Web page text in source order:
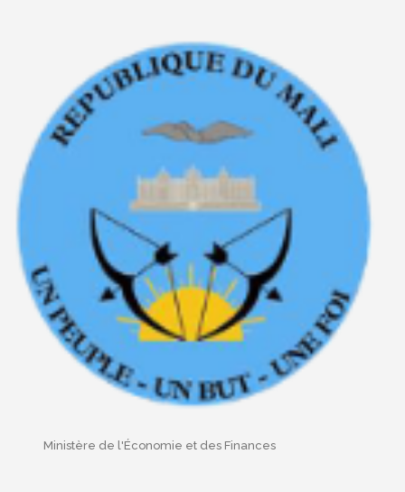
Ministère de l'Économie et des Finances